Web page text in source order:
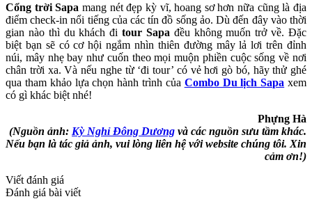
Cổng trời Sapa mang nét đẹp kỳ vĩ, hoang sơ hơn nữa cũng là địa
điểm check-in nổi tiếng của các tín đồ sống ảo. Dù đến đây vào thời
gian nào thì du khách đitour Sapa đều không muốn trở về. Đặc
biệt bạn sẽ có cơ hội ngắm nhìn thiên đường mây lả lơi trên đỉnh
núi, mây nhẹ bay như cuốn theo mọi muộn phiền cuộc sống về nơi
chân trời xa. Và nếu nghe từ ‘đi tour’ có vẻ hơi gò bó, hãy thử ghé
qua tham khảo lựa chọn hành trình của Combo Du lịch Sapa xem
có gì khác biệt nhé!
Phựng Hà
(Nguồn ảnh: Kỳ Nghỉ Đông Dương và các nguồn sưu tầm khác.
Nếu bạn là tác giả ảnh, vui lòng liên hệ với website chúng tôi. Xin
cảm ơn!)
Viết đánh giá
Đánh giá bài viết